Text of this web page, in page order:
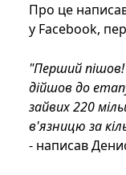
Про це
у Facebook,
"Перший
дійшов до
зайвих 220
в'язницю за
- написав